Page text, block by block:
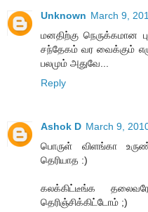
Unknown March 9,
மனதிற்கு நெருக்கமான
சந்தேகம் வர வைக்கும்
பலமும் அதுவே...
Reply
Ashok D March 9,
பொருள் விளங்கா
தெரியாத :)
கலக்கிட்டீங்க
தெரிஞ்சிக்கிட்டோம் ;)